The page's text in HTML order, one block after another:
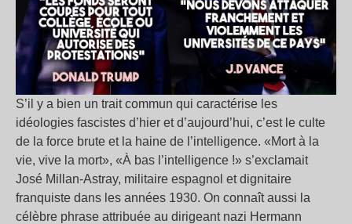
S’il y a bien un trait commun qui caractérise les
idéologies fascistes d’hier et d’aujourd’hui, c’est le culte
de la force brute et la haine de l’intelligence. «Mort à la
vie, vive la mort», «À bas l’intelligence !» s’exclamait
José Millan-Astray, militaire espagnol et dignitaire
franquiste dans les années 1930. On connaît aussi la
célèbre phrase attribuée au dirigeant nazi Hermann